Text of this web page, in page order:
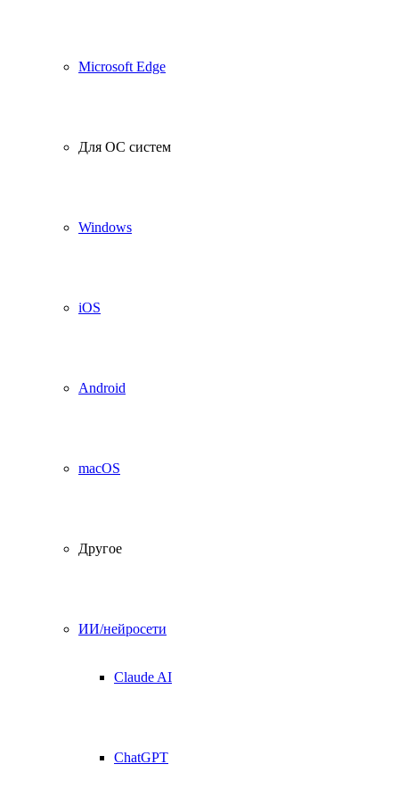
Microsoft Edge
Для ОС систем
Windows
iOS
Android
macOS
Другое
ИИ/нейросети
Claude AI
ChatGPT